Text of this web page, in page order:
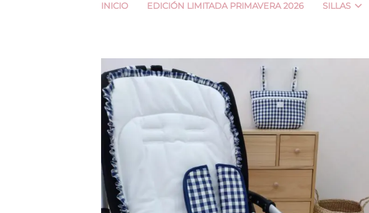
INICIO EDICIÓN LIMITADA PRIMAVERA 2026 SILLAS